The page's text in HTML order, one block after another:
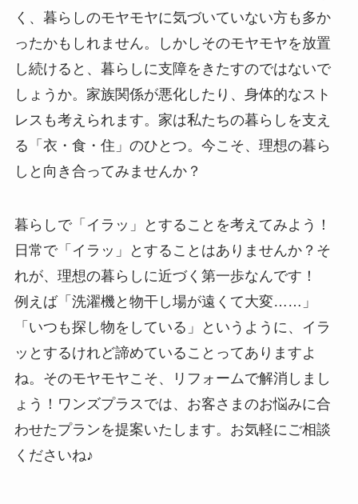
く、暮らしのモヤモヤに気づいていない方も多か
ったかもしれません。しかしそのモヤモヤを放置
し続けると、暮らしに支障をきたすのではないで
しょうか。家族関係が悪化したり、身体的なスト
レスも考えられます。家は私たちの暮らしを支え
る「衣・食・住」のひとつ。今こそ、理想の暮ら
しと向き合ってみませんか？
暮らしで「イラッ」とすることを考えてみよう！
日常で「イラッ」とすることはありませんか？そ
れが、理想の暮らしに近づく第一歩なんです！
例えば「洗濯機と物干し場が遠くて大変……」
「いつも探し物をしている」というように、イラ
ッとするけれど諦めていることってありますよ
ね。そのモヤモヤこそ、リフォームで解消しまし
ょう！ワンズプラスでは、お客さまのお悩みに合
わせたプランを提案いたします。お気軽にご相談
くださいね♪